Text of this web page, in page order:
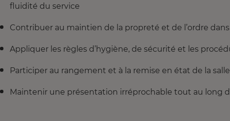
fluidité du service
Contribuer au maintien de la propreté et de l’ordre dans
Appliquer les règles d’hygiène, de sécurité et les
Participer au rangement et à la remise en état de la
Maintenir une présentation irréprochable tout au long